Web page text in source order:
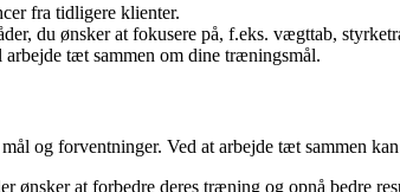
fra tidligere klienter.
du ønsker at fokusere på, f.eks. vægttab,
tæt sammen om dine træningsmål.
og forventninger. Ved at arbejde tæt sammen
ønsker at forbedre deres træning og opnå bedre